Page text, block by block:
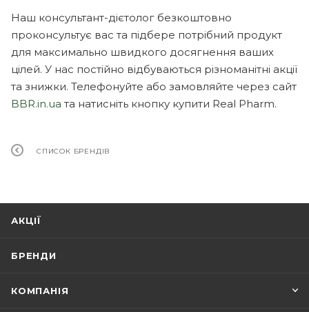
Наш консультант-дієтолог безкоштовно
проконсультує вас та підбере потрібний продукт
для максимально швидкого досягнення ваших
цілей. У нас постійно відбуваються різноманітні акції
та знижки. Телефонуйте або замовляйте через сайт
BBR.in.ua та натисніть кнопку купити Real Pharm.
СПИСОК БРЕНДІВ
АКЦІЇ
БРЕНДИ
КОМПАНІЯ